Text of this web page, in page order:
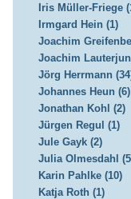
Iris Müller-Friege
Irmgard Hein (1)
Joachim
Joachim
Jörg Herrmann
Johannes Heun (6)
Jonathan Kohl (2)
Jürgen Regul (1)
Jule Gayk (2)
Julia Olmesdahl
Karin Pahlke (10)
Katja Roth (1)